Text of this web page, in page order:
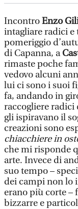
IncontroEnzo
intagliare radici
pomeriggio
di Capanna, a
rimaste poche
vedovo alcuni
lui ci sono i suoi
fa, andando in
raccogliere radici
gli ispiravano il
creazioni sono
chiacchiere in
che mi risponde
arte. Invece di
suo tempo –
dei campi non lo
erano più corte –
bizzarre e